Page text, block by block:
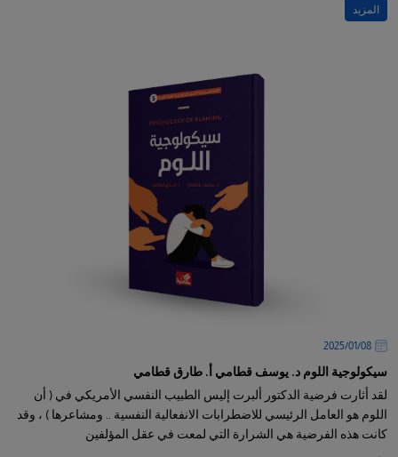
المزيد
08‏/01‏/2025
سيكولوجية اللوم د. يوسف قطامي أ. طارق قطامي
لقد أثارت فرضية الدكتور ألبرت إليس الطبيب النفسي الأمريكي في ( أن
اللوم هو العامل الرئيسي للاضطرابات الانفعالية النفسية .. ومشاعرها ) ، وقد
كانت هذه الفرضية هي الشرارة التي لمعت في عقل المؤلفين